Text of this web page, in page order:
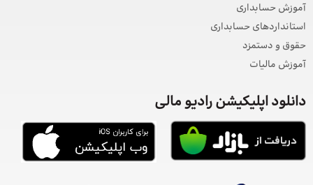
آموزش حسابداری
استانداردهای حسابداری
حقوق و دستمزد
آموزش مالیات
دانلود اپلیکیشن رادیو مالی